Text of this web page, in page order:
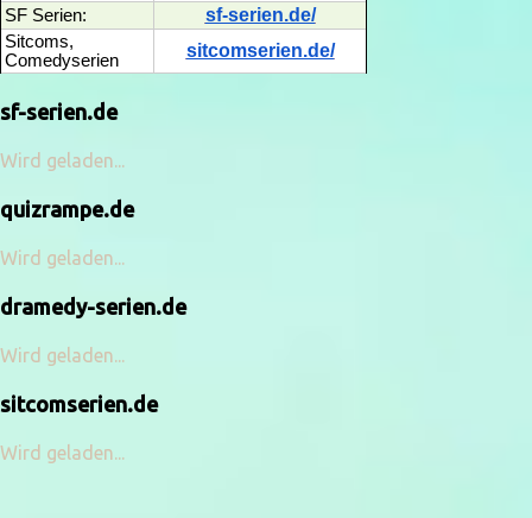
SF Serien: sf-serien.de/
Sitcoms,
Comedyserien
sitcomserien.de/
sf-serien.de
Wird geladen...
quizrampe.de
Wird geladen...
dramedy-serien.de
Wird geladen...
sitcomserien.de
Wird geladen...